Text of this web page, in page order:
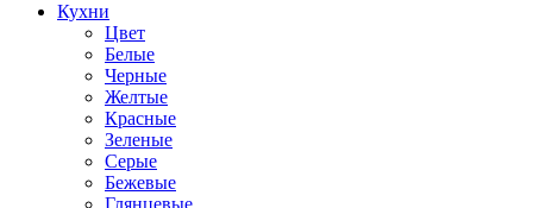
Кухни
Цвет
Белые
Черные
Желтые
Красные
Зеленые
Серые
Бежевые
Глянцевые